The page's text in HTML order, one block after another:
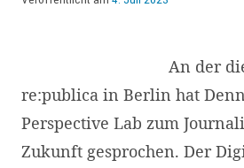
Deutschland!
An der
re:publica in Berlin hat
Perspective Lab zum
Zukunft gesprochen. Der